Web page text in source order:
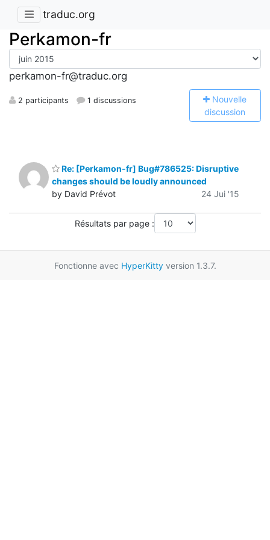
traduc.org
Perkamon-fr
perkamon-fr@traduc.org
2 participants 1 discussions Nouvelle
discussion
Re: [Perkamon-fr] Bug#786525: Disruptive
changes should be loudly announced
by David Prévot
24 Jui '15
Résultats par page :
Fonctionne avec HyperKittyversion 1.3.7.